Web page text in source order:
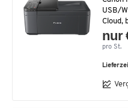
USB/
Cloud,
nur
pro St.